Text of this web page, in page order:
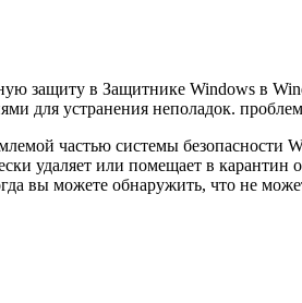
защиту в Защитнике Windows в
для устранения неполадок.
частью системы
удаляет или помещает в
вы можете обнаружить, что не